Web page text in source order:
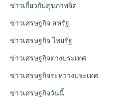
ข่าวเกี่ยวกับสุขภาพจิต
ข่าวเศรษฐกิจ สหรัฐ
ข่าวเศรษฐกิจ ไทยรัฐ
ข่าวเศรษฐกิจต่างประเทศ
ข่าวเศรษฐกิจระหว่างประเทศ
ข่าวเศรษฐกิจวันนี้